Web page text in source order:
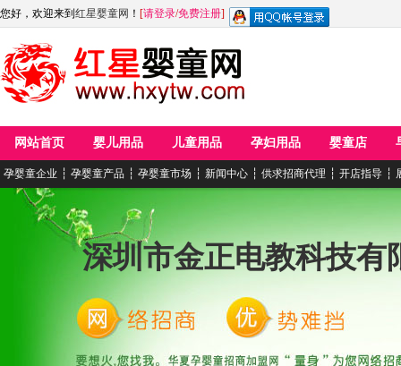
您好，欢迎来到 红星婴童网 ！ [请登录/免费注册]
网站首页 婴儿用品 儿童用品 孕妇用品 婴童店
孕婴童企业 ┆ 孕婴童产品 ┆ 孕婴童市场 ┆ 新闻中心 ┆ 供求招商代理 ┆ 开店指导 ┆
深圳市金正电教科技有